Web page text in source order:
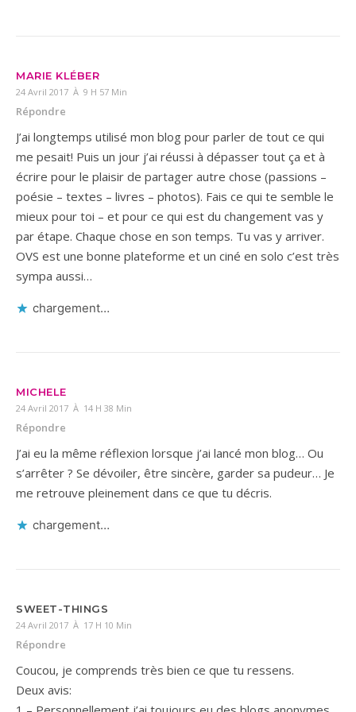
MARIE KLÉBER
24 Avril 2017 À 9 H 57 Min
Répondre
J’ai longtemps utilisé mon blog pour parler de tout ce qui
me pesait! Puis un jour j’ai réussi à dépasser tout ça et à
écrire pour le plaisir de partager autre chose (passions –
poésie – textes – livres – photos). Fais ce qui te semble le
mieux pour toi – et pour ce qui est du changement vas y
par étape. Chaque chose en son temps. Tu vas y arriver.
OVS est une bonne plateforme et un ciné en solo c’est très
sympa aussi…
chargement…
MICHELE
24 Avril 2017 À 14 H 38 Min
Répondre
J’ai eu la même réflexion lorsque j’ai lancé mon blog… Ou
s’arrêter ? Se dévoiler, être sincère, garder sa pudeur… Je
me retrouve pleinement dans ce que tu décris.
chargement…
SWEET-THINGS
24 Avril 2017 À 17 H 10 Min
Répondre
Coucou, je comprends très bien ce que tu ressens.
Deux avis: